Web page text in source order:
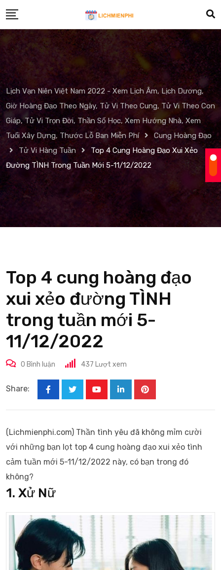
to
content
Lịch Vạn Niên Việt Nam 2022 - Xem Lịch Âm, Lịch Dương,
Giờ Hoàng Đạo Theo Ngày, Tử Vi Theo Cung, Tử Vi Theo Con
Giáp, Tử Vi Trọn Đời, Thần Số Học, Xem Hướng Nhà, Xem
Tuổi Xây Dựng, Thước Lỗ Ban Miễn Phí
Cung Hoàng Đạo
Tử Vi Hàng Tuần
Top 4 Cung Hoàng Đạo Xui Xẻo
Đường TÌNH Trong Tuần Mới 5-11/12/2022
Top 4 cung hoàng đạo
xui xẻo đường TÌNH
trong tuần mới 5-
11/12/2022
0 Bình luận 437 Lượt xem
Share:
LinkedInPinterest
(Lichmienphi.com) Thần tình yêu đã không mỉm cười
với những bạn lọt top 4 cung hoàng đạo xui xẻo tình
cảm tuần mới 5-11/12/2022 này, có bạn trong đó
không?
1. Xử Nữ